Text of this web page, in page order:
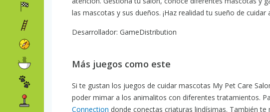
las mascotas y sus dueños. ¡Haz realidad tu sueño de
Desarrollador: GameDistribution
Más juegos como este
Si te gustan los juegos de cuidar mascotas My Pet Care
poder mimar a los animalitos con diferentes tratamientos.
Connection donde conectas criaturas lindísimas. También te